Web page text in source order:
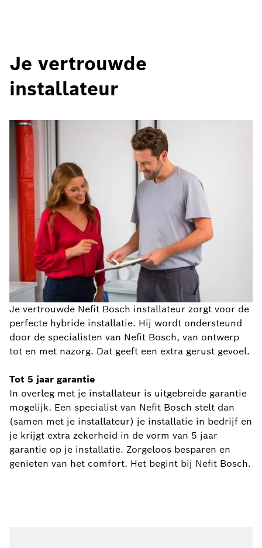
Je vertrouwde
installateur
Je vertrouwde Nefit Bosch installateur zorgt voor de
perfecte hybride installatie. Hij wordt ondersteund
door de specialisten van Nefit Bosch, van ontwerp
tot en met nazorg. Dat geeft een extra gerust gevoel.
Tot 5 jaar garantie
In overleg met je installateur is uitgebreide garantie
mogelijk. Een specialist van Nefit Bosch stelt dan
(samen met je installateur) je installatie in bedrijf en
je krijgt extra zekerheid in de vorm van 5 jaar
garantie op je installatie. Zorgeloos besparen en
genieten van het comfort. Het begint bij Nefit Bosch.